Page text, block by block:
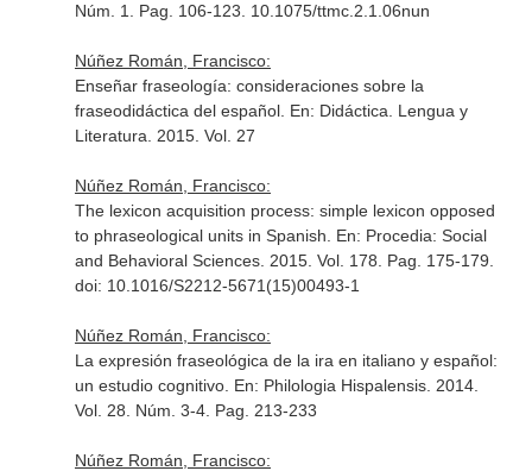
Núm. 1. Pag. 106-123. 10.1075/ttmc.2.1.06nun
Núñez Román, Francisco:
Enseñar fraseología: consideraciones sobre la
fraseodidáctica del español. En: Didáctica. Lengua y
Literatura . 2015. Vol. 27
Núñez Román, Francisco:
The lexicon acquisition process: simple lexicon opposed
to phraseological units in Spanish. En: Procedia: Social
and Behavioral Sciences. 2015. Vol. 178. Pag. 175-179.
doi: 10.1016/S2212-5671(15)00493-1
Núñez Román, Francisco:
La expresión fraseológica de la ira en italiano y español:
un estudio cognitivo. En: Philologia Hispalensis. 2014.
Vol. 28. Núm. 3-4. Pag. 213-233
Núñez Román, Francisco: